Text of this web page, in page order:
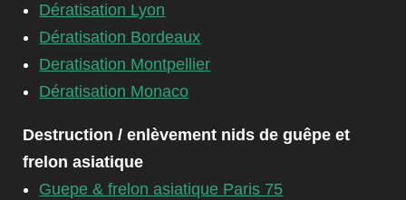
Dératisation Lyon
Dératisation Bordeaux
Deratisation Montpellier
Dératisation Monaco
Destruction / enlèvement nids de guêpe et
frelon asiatique
Guepe & frelon asiatique Paris 75